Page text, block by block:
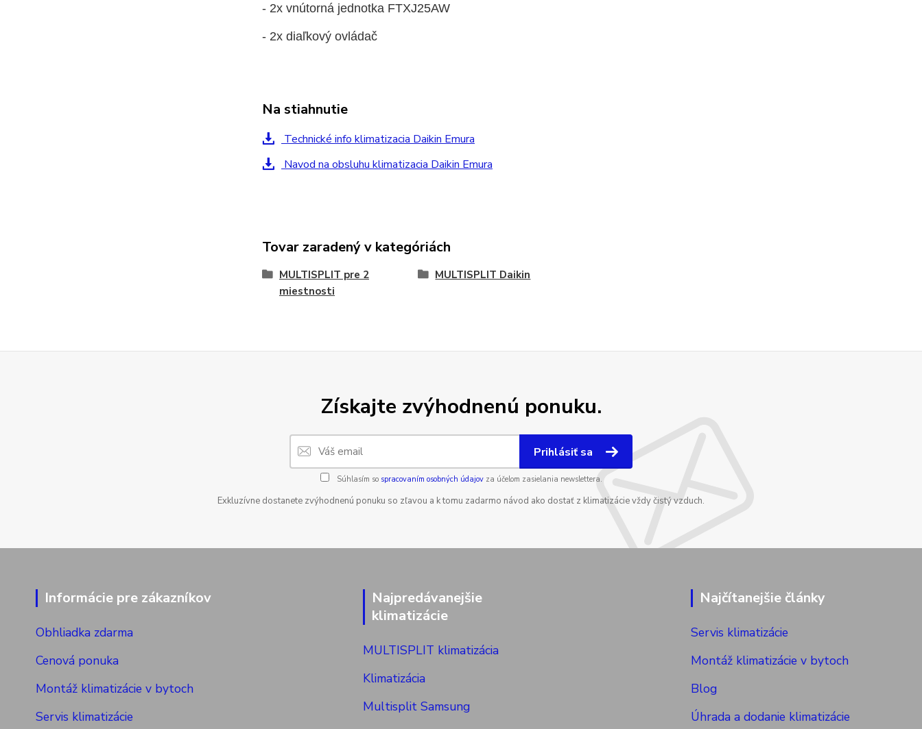
- 2x vnútorná jednotka FTXJ25AW
- 2x diaľkový ovládač
Na stiahnutie
Technické info klimatizacia Daikin Emura
Navod na obsluhu klimatizacia Daikin Emura
Tovar zaradený v kategóriách
MULTISPLIT pre 2
miestnosti
MULTISPLIT Daikin
Získajte zvýhodnenú ponuku.
Prihlásiť sa
Súhlasím so spracovaním osobných údajovza účelom zasielania newslettera.
Exkluzívne dostanete zvýhodnenú ponuku so zľavou a k tomu zadarmo návod ako dostať z klimatizácie vždy čistý vzduch.
Informácie pre zákazníkov
Obhliadka zdarma
Cenová ponuka
Montáž klimatizácie v bytoch
Servis klimatizácie
Najpredávanejšie
klimatizácie
MULTISPLIT klimatizácia
Klimatizácia
Multisplit Samsung
Najčítanejšie články
Servis klimatizácie
Montáž klimatizácie v bytoch
Blog
Úhrada a dodanie klimatizácie